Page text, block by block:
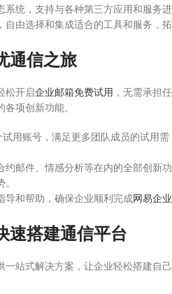
系统，支持与各种第三方应用和服务进
自由选择和集成适合的工具和服务，拓
通信之旅
松开启企业邮箱免费试用 ，无需承担任
项创新功能。
用账号，满足更多团队成员的试用需
约邮件、情感分析等在内的全部创新功
导和帮助，确保企业顺利完成网易企业
速搭建通信平台
一站式解决方案，让企业轻松搭建自己